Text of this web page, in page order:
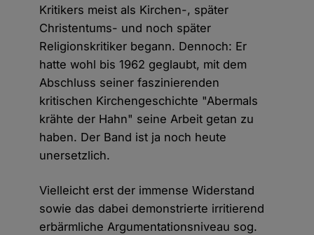
Kritikers meist als Kirchen-, später
Christentums- und noch später
Religionskritiker begann. Dennoch: Er
hatte wohl bis 1962 geglaubt, mit dem
Abschluss seiner faszinierenden
kritischen Kirchengeschichte "Abermals
krähte der Hahn" seine Arbeit getan zu
haben. Der Band ist ja noch heute
unersetzlich.
Vielleicht erst der immense Widerstand
sowie das dabei demonstrierte irritierend
erbärmliche Argumentationsniveau sog.